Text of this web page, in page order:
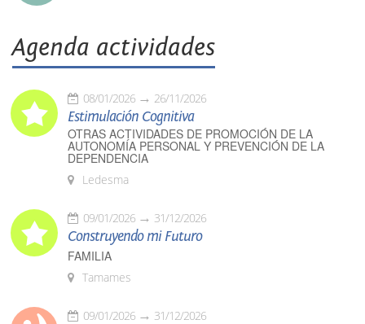
Agenda actividades
08/01/2026 26/11/2026
Estimulación Cognitiva
OTRAS ACTIVIDADES DE PROMOCIÓN DE LA
AUTONOMÍA PERSONAL Y PREVENCIÓN DE LA
DEPENDENCIA
Ledesma
09/01/2026 31/12/2026
Construyendo mi Futuro
FAMILIA
Tamames
09/01/2026 31/12/2026